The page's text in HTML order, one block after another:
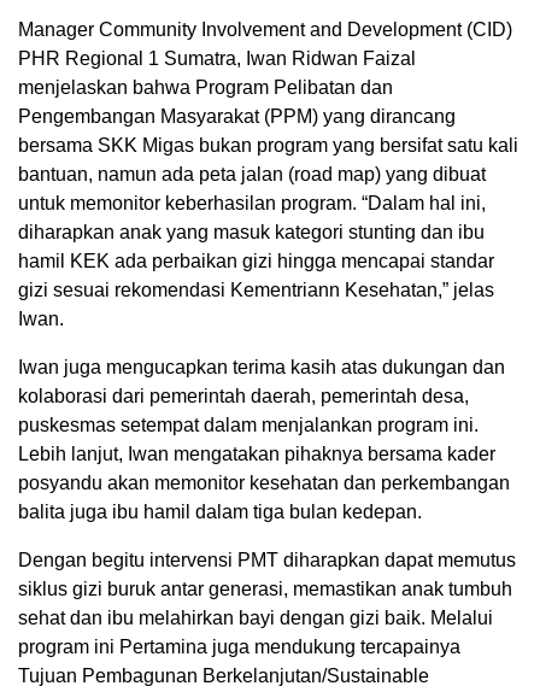
Manager Community Involvement and Development (CID)
PHR Regional 1 Sumatra, Iwan Ridwan Faizal
menjelaskan bahwa Program Pelibatan dan
Pengembangan Masyarakat (PPM) yang dirancang
bersama SKK Migas bukan program yang bersifat satu kali
bantuan, namun ada peta jalan (road map) yang dibuat
untuk memonitor keberhasilan program. “Dalam hal ini,
diharapkan anak yang masuk kategori stunting dan ibu
hamil KEK ada perbaikan gizi hingga mencapai standar
gizi sesuai rekomendasi Kementriann Kesehatan,” jelas
Iwan.
Iwan juga mengucapkan terima kasih atas dukungan dan
kolaborasi dari pemerintah daerah, pemerintah desa,
puskesmas setempat dalam menjalankan program ini.
Lebih lanjut, Iwan mengatakan pihaknya bersama kader
posyandu akan memonitor kesehatan dan perkembangan
balita juga ibu hamil dalam tiga bulan kedepan.
Dengan begitu intervensi PMT diharapkan dapat memutus
siklus gizi buruk antar generasi, memastikan anak tumbuh
sehat dan ibu melahirkan bayi dengan gizi baik. Melalui
program ini Pertamina juga mendukung tercapainya
Tujuan Pembagunan Berkelanjutan/Sustainable